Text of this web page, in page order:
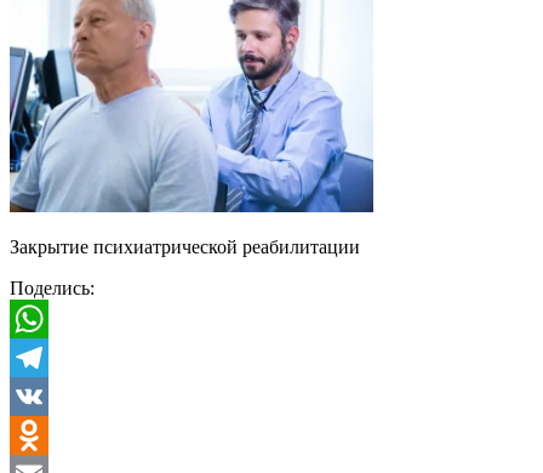
Закрытие психиатрической реабилитации
Поделись:
WhatsApp
Telegram
VK